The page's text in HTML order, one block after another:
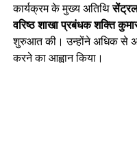
कार्यक्रम के मुख्य अतिथि
वरिष्ठ शाखा प्रबंधक शक्ति
शुरुआत की। उन्होंने अधिक से
करने का आह्वान किया।